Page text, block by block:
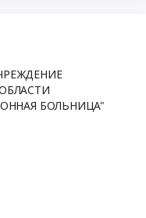
БОЛЬНИЦА"